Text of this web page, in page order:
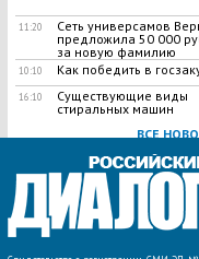
11:20
Сеть универсамов
предложила 50 000
за новую фамилию
10:10 Как победить в
16:10
Существующие виды
стиральных машин
ВСЕ